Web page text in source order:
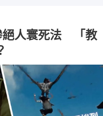
絕人寰死法 「教